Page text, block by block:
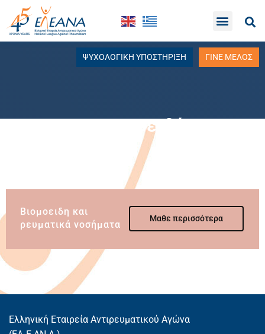
ΨΥΧΟΛΟΓΙΚΗ ΥΠΟΣΤΗΡΙΞΗ ΓΙΝΕ ΜΕΛΟΣ
Βιο ομοειδή
Βιομοειδη και
ρευματικά νοσήματα
Μαθε περισσότερα
Ελληνική Εταιρεία Αντιρευματικού Αγώνα